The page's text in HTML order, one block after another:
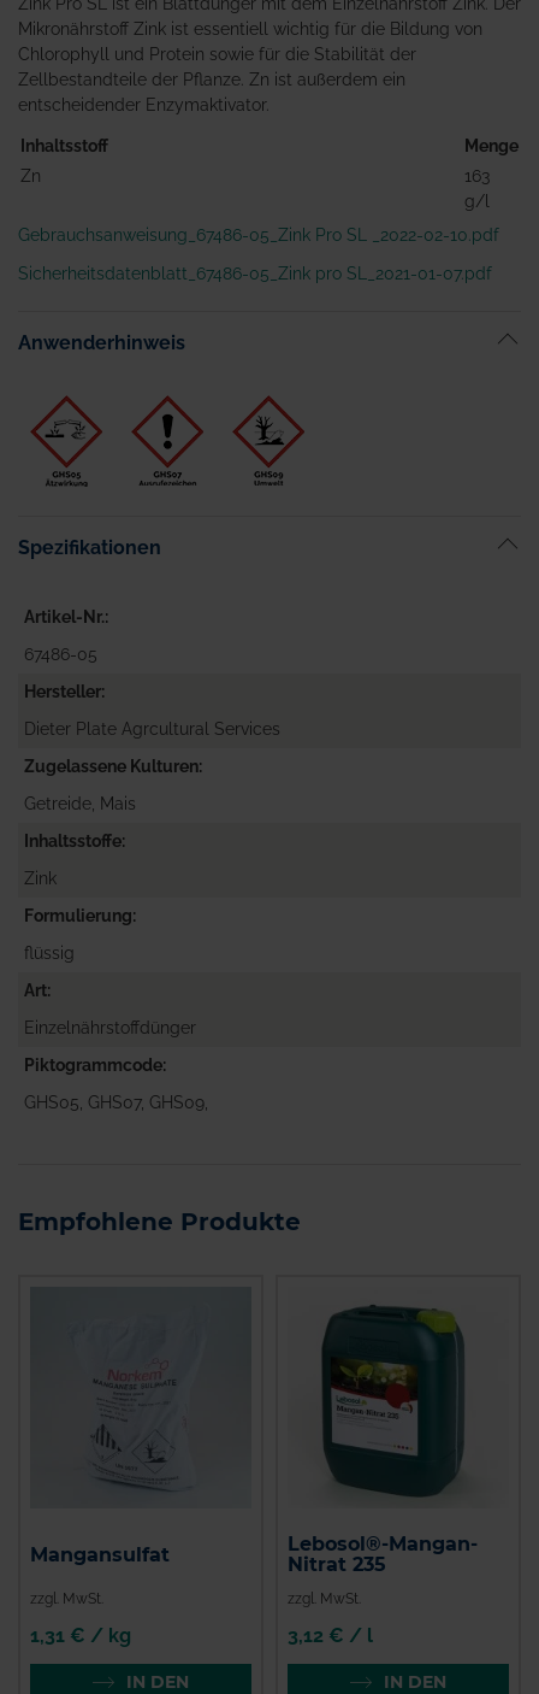
Zink Pro SL ist ein Blattdünger mit dem Einzelnährstoff Zink. Der
Mikronährstoff Zink ist essentiell wichtig für die Bildung von
Chlorophyll und Protein sowie für die Stabilität der
Zellbestandteile der Pflanze. Zn ist außerdem ein
entscheidender Enzymaktivator.
Inhaltsstoff
Menge
Zn
163
g/l
Gebrauchsanweisung_67486-05_Zink Pro SL _2022-02-10.pdf
Sicherheitsdatenblatt_67486-05_Zink pro SL_2021-01-07.pdf
Anwenderhinweis
Spezifikationen
Artikel-Nr.
67486-05
Hersteller
Dieter Plate Agrcultural Services
Zugelassene Kulturen
Getreide, Mais
Inhaltsstoffe
Zink
Formulierung
flüssig
Art
Einzelnährstoffdünger
Piktogrammcode
GHS05, GHS07, GHS09,
Empfohlene Produkte
Mangansulfat
zzgl. MwSt.
1,31 € / kg
IN DEN
Lebosol®-Mangan-
Nitrat 235
zzgl. MwSt.
3,12 € / l
IN DEN